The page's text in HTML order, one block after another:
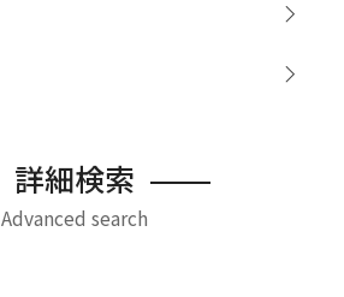
詳細検索
Advanced search